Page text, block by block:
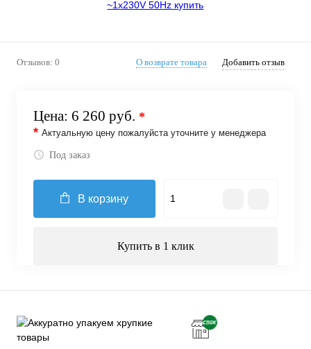
Отзывов: 0 О возврате товара Добавить отзыв
Цена: 6 260 руб. *
* Актуальную цену пожалуйста уточните у менеджера
Под заказ
В корзину
Купить в 1 клик